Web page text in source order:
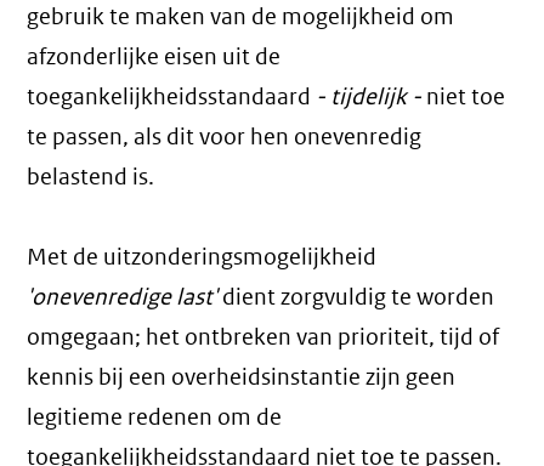
gebruik te maken van de mogelijkheid om
afzonderlijke eisen uit de
toegankelijkheidsstandaard - tijdelijk - niet toe
te passen, als dit voor hen onevenredig
belastend is.
Met de uitzonderingsmogelijkheid
'onevenredige last'dient zorgvuldig te worden
omgegaan; het ontbreken van prioriteit, tijd of
kennis bij een overheidsinstantie zijn geen
legitieme redenen om de
toegankelijkheidsstandaard niet toe te passen.